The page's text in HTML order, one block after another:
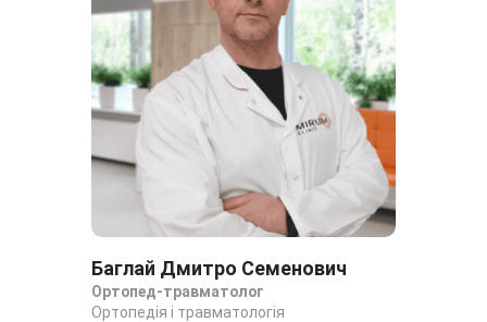
Баглай Дмитро Семенович
Ортопед-травматолог
Ортопедія і травматологія